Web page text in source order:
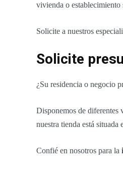
vivienda o establecimiento
Solicite a nuestros
Solicite
¿Su residencia o negocio
Disponemos de diferentes
nuestra tienda está
Confié en nosotros para la